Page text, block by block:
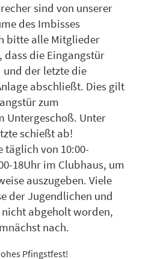
sind von unserer
des Imbisses
bitte alle Mitglieder
dass die Eingangstür
und der letzte die
abschließt. Dies gilt
zum
Untergeschoß. Unter
schießt ab!
täglich von 10:00-
18Uhr im Clubhaus, um
auszugeben. Viele
der Jugendlichen und
abgeholt worden,
nach.
Pfingstfest!